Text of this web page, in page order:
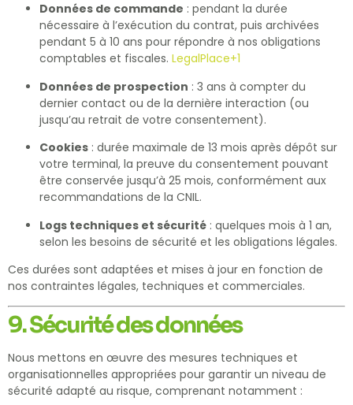
Données de commande : pendant la durée
nécessaire à l’exécution du contrat, puis archivées
pendant 5 à 10 ans pour répondre à nos obligations
comptables et fiscales. LegalPlace+1
Données de prospection : 3 ans à compter du
dernier contact ou de la dernière interaction (ou
jusqu’au retrait de votre consentement).
Cookies : durée maximale de 13 mois après dépôt sur
votre terminal, la preuve du consentement pouvant
être conservée jusqu’à 25 mois, conformément aux
recommandations de la CNIL.
Logs techniques et sécurité : quelques mois à 1 an,
selon les besoins de sécurité et les obligations légales.
Ces durées sont adaptées et mises à jour en fonction de
nos contraintes légales, techniques et commerciales.
9. Sécurité des données
Nous mettons en œuvre des mesures techniques et
organisationnelles appropriées pour garantir un niveau de
sécurité adapté au risque, comprenant notamment :